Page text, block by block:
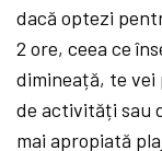
dacă optezi
2 ore, ceea ce
dimineață, te vei
de activități sau
mai apropiată